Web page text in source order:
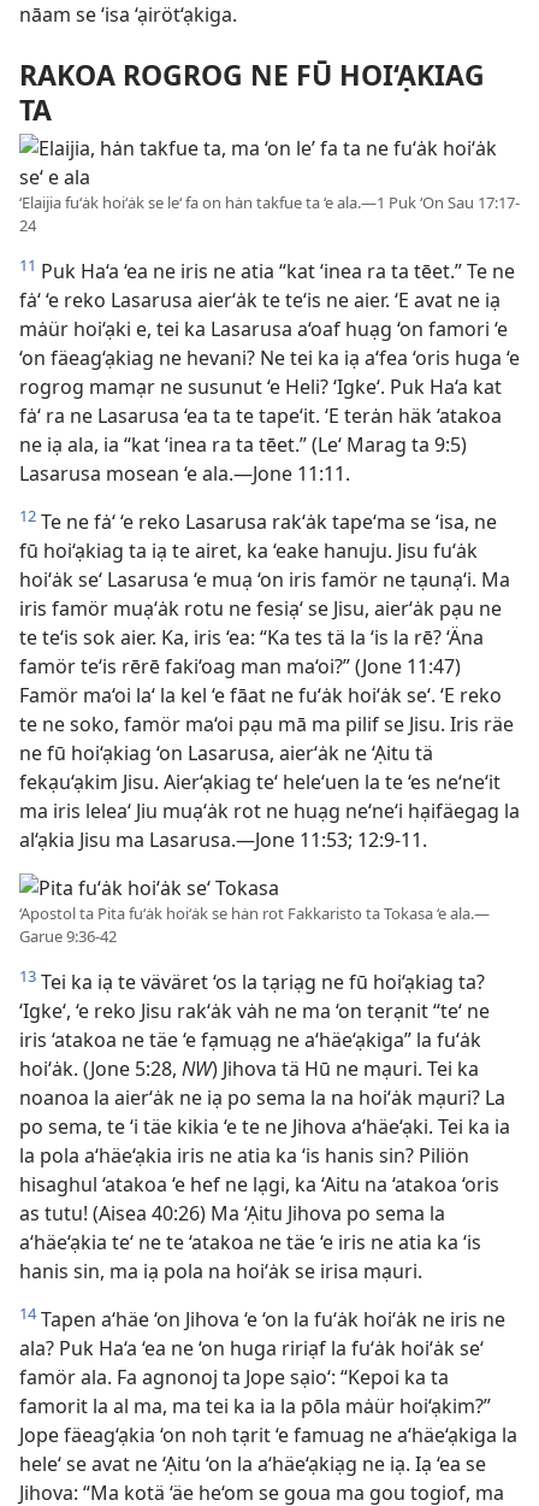
nāam se ‘isa ‘ạiröt‘ạkiga.
RAKOA ROGROG NE FŪ HOI‘ẠKIAG
TA
‘Elaijia fu‘ȧk hoi‘ȧk se le‘ fa on hȧn takfue ta ‘e ala.—1 Puk ‘On Sau 17:17-
24
11 Puk Ha‘a ‘ea ne iris ne atia “kat ‘inea ra ta tēet.” Te ne
fȧ‘ ‘e reko Lasarusa aier‘ȧk te te‘is ne aier. ‘E avat ne iạ
mȧür hoi‘ạki e, tei ka Lasarusa a‘oaf huạg ‘on famori ‘e
‘on fäeag‘ạkiag ne hevani? Ne tei ka iạ a‘fea ‘oris huga ‘e
rogrog mamạr ne susunut ‘e Heli? ‘Igke‘. Puk Ha‘a kat
fȧ‘ ra ne Lasarusa ‘ea ta te tape‘it. ‘E terȧn häk ‘atakoa
ne iạ ala, ia “kat ‘inea ra ta tēet.” (Le‘ Marag ta 9:5)
Lasarusa mosean ‘e ala.—Jone 11:11.
12 Te ne fȧ‘ ‘e reko Lasarusa rak‘ȧk tape‘ma se ‘isa, ne
fū hoi‘ạkiag ta iạ te airet, ka ‘eake hanuju. Jisu fu‘ȧk
hoi‘ȧk se‘ Lasarusa ‘e muạ ‘on iris famör ne tạunạ‘i. Ma
iris famör muạ‘ȧk rotu ne fesiạ‘ se Jisu, aier‘ȧk pạu ne
te te‘is sok aier. Ka, iris ‘ea: “Ka tes tä la ‘is la rē? ‘Äna
famör te‘is rērē faki‘oag man ma‘oi?” (Jone 11:47)
Famör ma‘oi la‘ la kel ‘e fāat ne fu‘ȧk hoi‘ȧk se‘. ‘E reko
te ne soko, famör ma‘oi pạu mā ma pilif se Jisu. Iris räe
ne fū hoi‘ạkiag ‘on Lasarusa, aier‘ȧk ne ‘Ạitu tä
fekạu‘ạkim Jisu. Aier‘ạkiag te‘ hele‘uen la te ‘es ne‘ne‘it
ma iris lelea‘ Jiu muạ‘ȧk rot ne huạg ne‘ne‘i hạifäegag la
al‘ạkia Jisu ma Lasarusa.—Jone 11:53; 12:9-11.
‘Apostol ta Pita fu‘ȧk hoi‘ȧk se hȧn rot Fakkaristo ta Tokasa ‘e ala.—
Garue 9:36-42
13 Tei ka iạ te väväret ‘os la tạriạg ne fū hoi‘ạkiag ta?
‘Igke‘, ‘e reko Jisu rak‘ȧk vȧh ne ma ‘on terạnit “te‘ ne
iris ‘atakoa ne täe ‘e fạmuạg ne a‘häe‘ạkiga” la fu‘ȧk
hoi‘ȧk. (Jone 5:28, NW) Jihova tä Hū ne mạuri. Tei ka
noanoa la aier‘ȧk ne iạ po sema la na hoi‘ȧk mạuri? La
po sema, te ‘i täe kikia ‘e te ne Jihova a‘häe‘ạki. Tei ka ia
la pola a‘häe‘ạkia iris ne atia ka ‘is hanis sin? Piliön
hisaghul ‘atakoa ‘e hef ne lạgi, ka ‘Aitu na ‘atakoa ‘oris
as tutu! (Aisea 40:26) Ma ‘Ạitu Jihova po sema la
a‘häe‘ạkia te‘ ne te ‘atakoa ne täe ‘e iris ne atia ka ‘is
hanis sin, ma iạ pola na hoi‘ȧk se irisa mạuri.
14Tapen a‘häe ‘on Jihova ‘e ‘on la fu‘ȧk hoi‘ȧk ne iris ne
ala? Puk Ha‘a ‘ea ne ‘on huga ririạf la fu‘ȧk hoi‘ȧk se‘
famör ala. Fa agnonoj ta Jope sạio‘: “Kepoi ka ta
famorit la al ma, ma tei ka ia la pōla mȧür hoi‘ạkim?”
Jope fäeag‘ạkia ‘on noh tạrit ‘e famuag ne a‘häe‘ạkiga la
hele‘ se avat ne ‘Ạitu ‘on la a‘häe‘ạkiạg ne iạ. Iạ ‘ea se
Jihova: “Ma kotä ‘äe he‘om se goua ma gou togiof, ma